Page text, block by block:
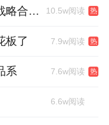
面战略合作协
将投资2380亿
贝壳租房与成都燃气达成战略合作 打通安全巡检“最后一米” 10.5w阅读 热
板了 7.9w阅读 热
系 7.6w阅读 热
6.6w阅读